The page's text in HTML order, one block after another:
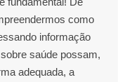
como
informação
saúde possam,
adequada, a